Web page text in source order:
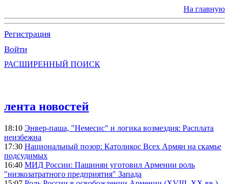
На главную
Регистрация
Войти
РАСШИРЕННЫЙ ПОИСК
лента новостей
18:10 Энвер-паша, "Немесис" и логика возмездия: Расплата
неизбежна
17:30 Национальный позор: Католикос Всех Армян на скамье
подсудимых
16:40 МИД России: Пашинян уготовил Армении роль
"низкозатратного предприятия" Запада